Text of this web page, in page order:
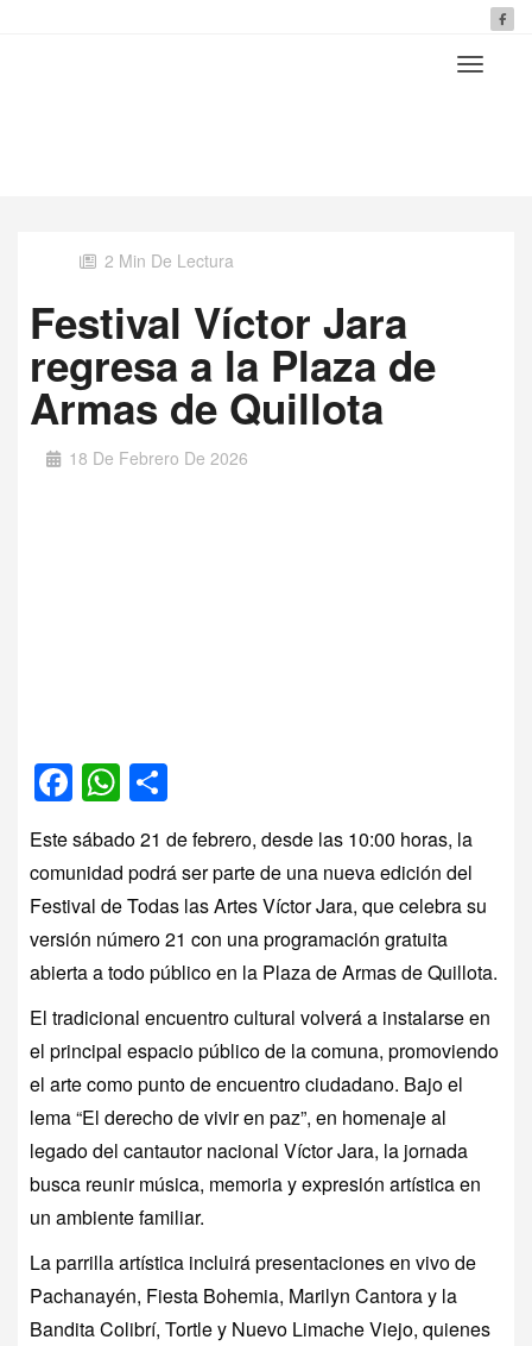
2 Min De Lectura
Festival Víctor Jara
regresa a la Plaza de
Armas de Quillota
18 De Febrero De 2026
Facebook
WhatsApp
Este sábado 21 de febrero, desde las 10:00 horas, la
comunidad podrá ser parte de una nueva edición del
Festival de Todas las Artes Víctor Jara, que celebra su
versión número 21 con una programación gratuita
abierta a todo público en la Plaza de Armas de Quillota.
El tradicional encuentro cultural volverá a instalarse en
el principal espacio público de la comuna, promoviendo
el arte como punto de encuentro ciudadano. Bajo el
lema “El derecho de vivir en paz”, en homenaje al
legado del cantautor nacional Víctor Jara, la jornada
busca reunir música, memoria y expresión artística en
un ambiente familiar.
La parrilla artística incluirá presentaciones en vivo de
Pachanayén, Fiesta Bohemia, Marilyn Cantora y la
Bandita Colibrí, Tortle y Nuevo Limache Viejo, quienes